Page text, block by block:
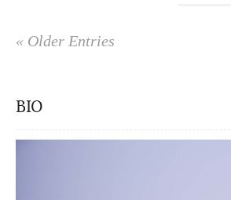
« Older Entries
BIO